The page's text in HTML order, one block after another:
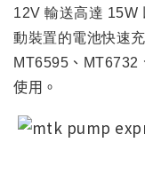
12V 輸送高達 15W
動裝置的電池快速
MT6595 、MT6732
使用 。